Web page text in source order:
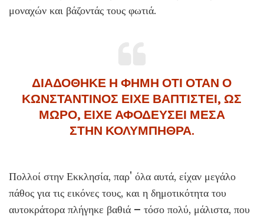
μοναχών και βάζοντάς τους φωτιά.
ΔΙΑΔΟΘΗΚΕ Η ΦΗΜΗ ΟΤΙ ΟΤΑΝ Ο
ΚΩΝΣΤΑΝΤΙΝΟΣ ΕΙΧΕ ΒΑΠΤΙΣΤΕΙ, ΩΣ
ΜΩΡΟ, ΕΙΧΕ ΑΦΟΔΕΥΣΕΙ ΜΕΣΑ
ΣΤΗΝ ΚΟΛΥΜΠΗΘΡΑ.
Πολλοί στην Εκκλησία, παρ' όλα αυτά, είχαν μεγάλο
πάθος για τις εικόνες τους, και η δημοτικότητα του
αυτοκράτορα πλήγηκε βαθιά – τόσο πολύ, μάλιστα, που